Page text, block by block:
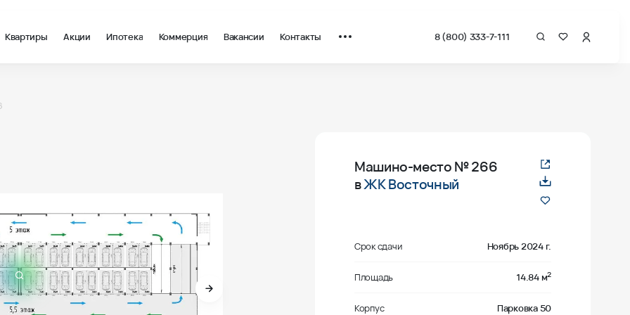
Квартиры Акции Ипотека Коммерция Вакансии Контакты 8 (800) 333-7-111
Машино-место№ 266
вЖК Восточный
Срок сдачи Ноябрь 2024 г.
Площадь 14.84 м2
Корпус Парковка 50